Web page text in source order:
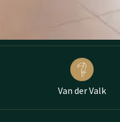
Van der Valk